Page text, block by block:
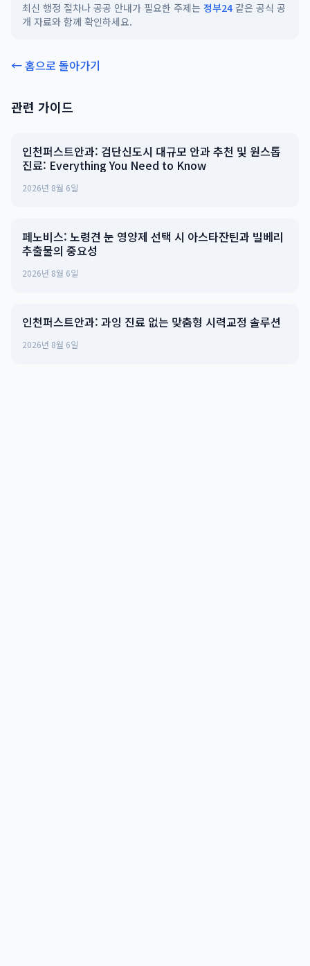
최신 행정 절차나 공공 안내가 필요한 주제는 정부24 같은 공식 공
개 자료와 함께 확인하세요.
← 홈으로 돌아가기
관련 가이드
인천퍼스트안과: 검단신도시 대규모 안과 추천 및 원스톱
진료: Everything You Need to Know
2026년 8월 6일
페노비스: 노령견 눈 영양제 선택 시 아스타잔틴과 빌베리
추출물의 중요성
2026년 8월 6일
인천퍼스트안과: 과잉 진료 없는 맞춤형 시력교정 솔루션
2026년 8월 6일